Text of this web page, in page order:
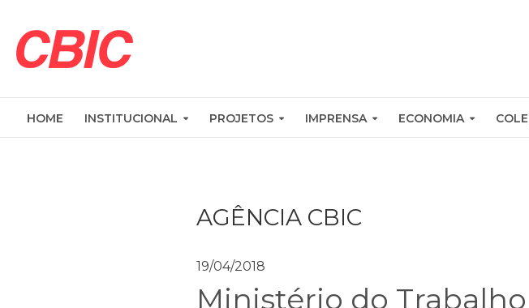
HOME INSTITUCIONAL PROJETOS IMPRENSA ECONOMIA
AGÊNCIA CBIC
19/04/2018
Ministério do